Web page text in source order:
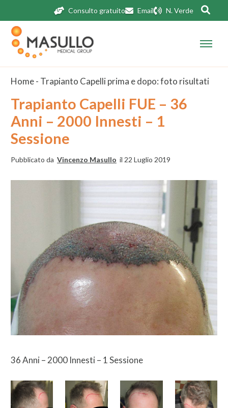
Consulto gratuito Email N. Verde
Home- Trapianto Capelli prima e dopo: foto risultati
Trapianto Capelli FUE – 36
Anni – 2000 Innesti – 1
Sessione
Pubblicato da Vincenzo Masullo il 22 Luglio 2019
36 Anni – 2000 Innesti – 1 Sessione